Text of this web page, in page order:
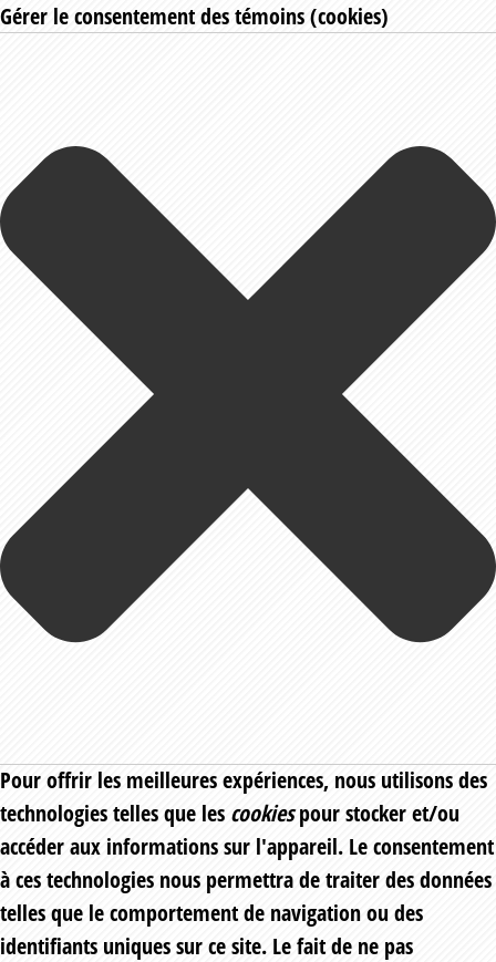
Gérer le consentement des témoins (cookies)
Pour offrir les meilleures expériences, nous utilisons des
technologies telles que les cookiespour stocker et/ou
accéder aux informations sur l'appareil. Le consentement
à ces technologies nous permettra de traiter des données
telles que le comportement de navigation ou des
identifiants uniques sur ce site. Le fait de ne pas